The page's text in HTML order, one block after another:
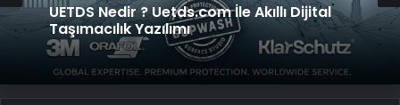
Kompresör Kafası Değişimi mi Yeni
Sistem mi? İşletmeniz İçin En İyi Karar